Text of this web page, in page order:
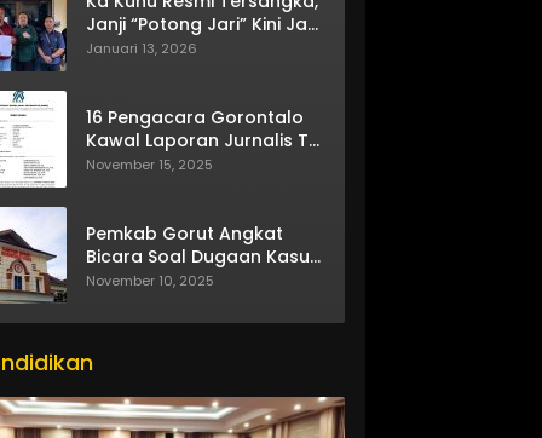
Janji “Potong Jari” Kini Jadi
Bumerang
Januari 13, 2026
16 Pengacara Gorontalo
Kawal Laporan Jurnalis TV
One
November 15, 2025
Pemkab Gorut Angkat
Bicara Soal Dugaan Kasus
Asusila Oknum ASN
November 10, 2025